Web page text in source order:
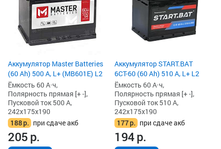
Аккумулятор Master Batteries
(60 Ah) 500 А, L+ (MB601E) L2
Ёмкость 60 А·ч,
Полярность прямая [+ -],
Пусковой ток 500 А,
242x175x190
188р. при сдаче акб
205р.
Аккумулятор START.BAT
6СТ-60 (60 Ah) 510 А, L+ L2
Ёмкость 60 А·ч,
Полярность прямая [+ -],
Пусковой ток 510 А,
242x175x190
177р. при сдаче акб
194р.